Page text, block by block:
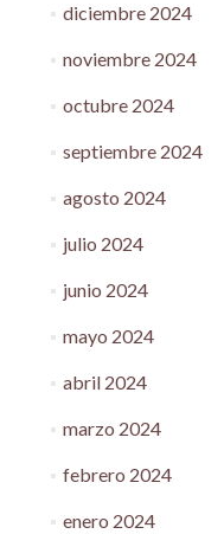
diciembre 2024
noviembre 2024
octubre 2024
septiembre 2024
agosto 2024
julio 2024
junio 2024
mayo 2024
abril 2024
marzo 2024
febrero 2024
enero 2024